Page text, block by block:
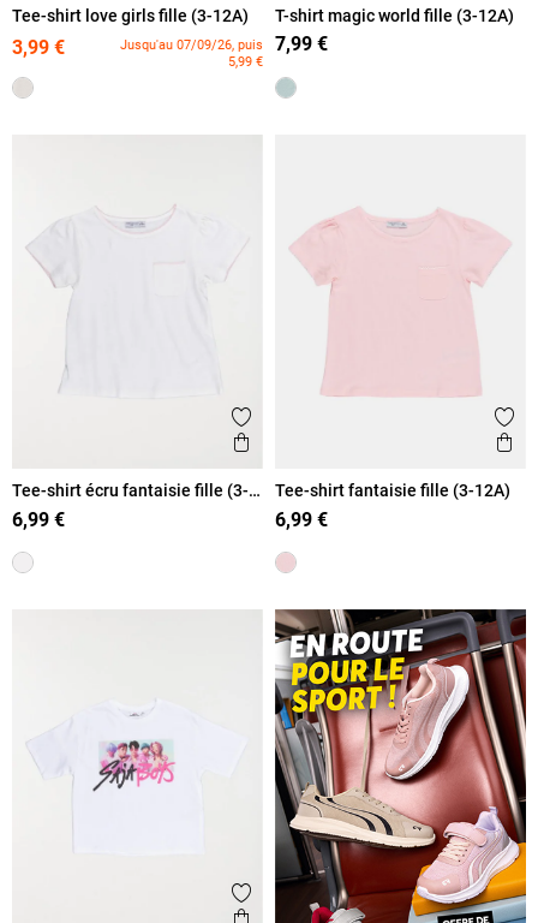
Tee-shirt love girls fille (3-12A)
3,99 €
Jusqu'au 07/09/26, puis
5,99 €
T-shirt magic world fille (3-12A)
7,99 €
Ajouter aux favoris
Aperçu rapide
Tee-shirt écru fantaisie fille (3-
12A)
6,99 €
Tee-shirt fantaisie fille (3-12A)
6,99 €
Ajouter aux favoris